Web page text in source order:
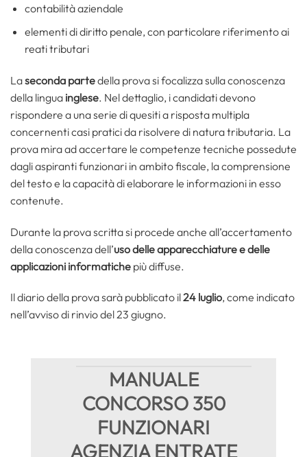
contabilità aziendale
elementi di diritto penale, con particolare riferimento ai
reati tributari
Laseconda partedella prova si focalizza sulla conoscenza
della lingua inglese. Nel dettaglio, i candidati devono
rispondere a una serie di quesiti a risposta multipla
concernenti casi pratici da risolvere di natura tributaria. La
prova mira ad accertare le competenze tecniche possedute
dagli aspiranti funzionari in ambito fiscale, la comprensione
del testo e la capacità di elaborare le informazioni in esso
contenute.
Durante la prova scritta si procede anche all’accertamento
della conoscenza dell’uso delle apparecchiature e delle
applicazioni informatiche più diffuse.
Il diario della prova sarà pubblicato il24 luglio, come indicato
nell’avviso di rinvio del 23 giugno.
MANUALE
CONCORSO 350
FUNZIONARI
AGENZIA ENTRATE